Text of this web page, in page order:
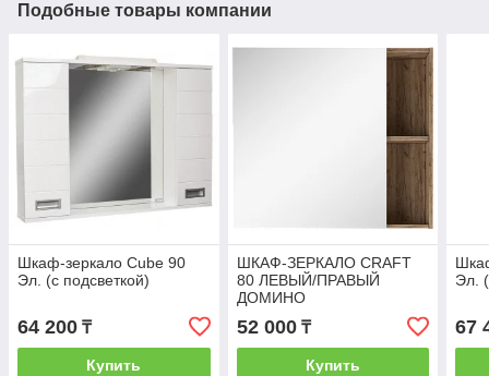
Подобные товары компании
Шкаф-зеркало Cube 90
Эл. (с подсветкой)
64 200 ₸
Купить
ШКАФ-ЗЕРКАЛО CRAFT
80 ЛЕВЫЙ/ПРАВЫЙ
ДОМИНО
52 000₸
Купить
Эл.
67